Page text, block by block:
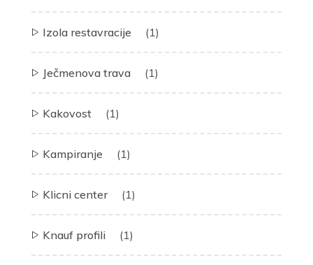
Izola restavracije (1)
Ječmenova trava (1)
Kakovost (1)
Kampiranje (1)
Klicni center (1)
Knauf profili (1)